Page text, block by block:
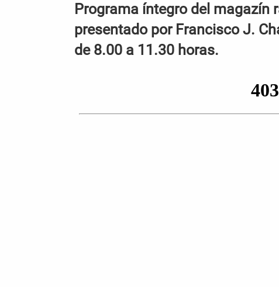
Programa íntegro del magazín
presentado por Francisco J.
de 8.00 a 11.30 horas.